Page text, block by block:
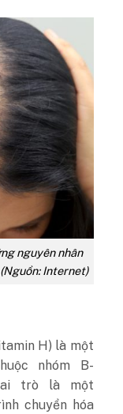
nguyên nhân
Internet)
H) là một
nhóm B-
trò là một
chuyển hóa